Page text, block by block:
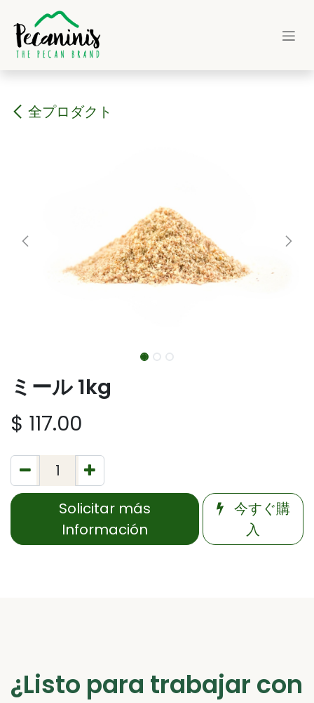
コンテンツへスキップ
全プロダクト
ミール 1kg
$ 117.00
Solicitar más
Información
今すぐ購
入
¿Listo para trabajar con